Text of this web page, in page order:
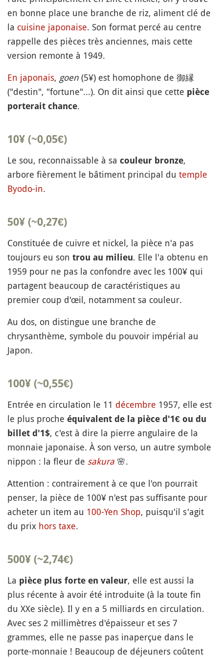
en bonne place une branche de riz, aliment clé de
la cuisine japonaise. Son format percé au centre
rappelle des pièces très anciennes, mais cette
version remonte à 1949.
En japonais, goen (5¥) est homophone de 御縁
("destin", "fortune"...). On dit ainsi que cette pièce
porterait chance.
10¥ (~0,05€)
Le sou, reconnaissable à sa couleur bronze,
arbore fièrement le bâtiment principal du temple
Byodo-in.
50¥ (~0,27€)
Constituée de cuivre et nickel, la pièce n'a pas
toujours eu son trou au milieu. Elle l'a obtenu en
1959 pour ne pas la confondre avec les 100¥ qui
partagent beaucoup de caractéristiques au
premier coup d'œil, notamment sa couleur.
Au dos, on distingue une branche de
chrysanthème, symbole du pouvoir impérial au
Japon.
100¥ (~0,55€)
Entrée en circulation le 11 décembre 1957, elle est
le plus proche équivalent de la pièce d'1€ ou du
billet d'1$, c'est à dire la pierre angulaire de la
monnaie japonaise. À son verso, un autre symbole
nippon : la fleur de sakura 🌸.
Attention : contrairement à ce que l'on pourrait
penser, la pièce de 100¥ n'est pas suffisante pour
acheter un item au 100-Yen Shop, puisqu'il s'agit
du prix hors taxe.
500¥ (~2,74€)
La pièce plus forte en valeur, elle est aussi la
plus récente à avoir été introduite (à la toute fin
du XXe siècle). Il y en a 5 milliards en circulation.
Avec ses 2 millimètres d'épaisseur et ses 7
grammes, elle ne passe pas inaperçue dans le
porte-monnaie ! Beaucoup de déjeuners coûtent